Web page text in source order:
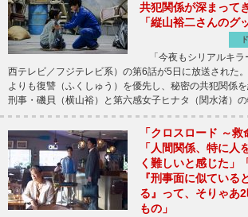
共犯関係が深まって
「縦山裕二さんのグ
「今夜もシリアルキラ
西テレビ／フジテレビ系）の第6話が5日に放送され
よりも復讐（ふくしゅう）を優先し、秘密の共犯関係
刑事・磯貝（横山裕）と第六感女子ヒナタ（関水渚）
「クロスロード ～救
「人間関係、特に人
く難しいと感じた」
『刑事面に似ている
る』って、そりゃあ
もの」